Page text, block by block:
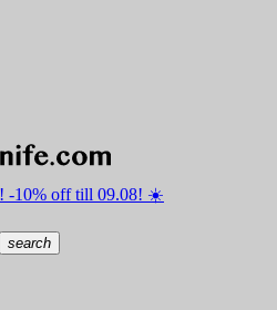
-10% off till 09.08! ☀️
search